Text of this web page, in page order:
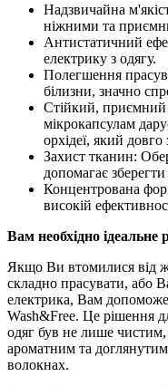
Надзвичайна
ніжними та
Антистатичний
електрику з одягу.
Полегшення
білизни, значно
Стійкий, приємний
мікрокапсулам
орхідеї, який довго
Захист тканин:
допомагає зберегти
Концентрована
високій
Вам необхідно ідеальне
Якщо Ви втомилися від
складно прасувати, або
електрика, Вам
Wash&Free. Це рішення
одяг був не лише
ароматним та
волокнах.